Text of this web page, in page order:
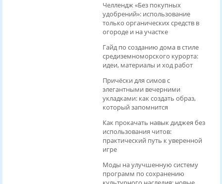
Челлендж «Без покупных
удобрений»: использование
только органических средств в
огороде и на участке
Гайд по созданию дома в стиле
средиземноморского курорта:
идеи, материалы и ход работ
Причёски для симов с
элегантными вечерними
укладками: как создать образ,
который запомнится
Как прокачать навык диджея без
использования читов:
практический путь к уверенной
игре
Моды на улучшенную систему
программ по сохранению